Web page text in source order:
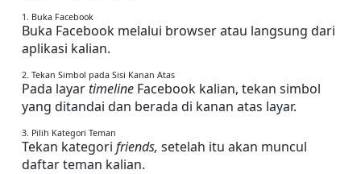
1. Buka Facebook
Buka Facebook melalui browser atau langsung dari
aplikasi kalian.
2. Tekan Simbol pada Sisi Kanan Atas
Pada layar timeline Facebook kalian, tekan simbol
yang ditandai dan berada di kanan atas layar.
3. Pilih Kategori Teman
Tekan kategori friends, setelah itu akan muncul
daftar teman kalian.